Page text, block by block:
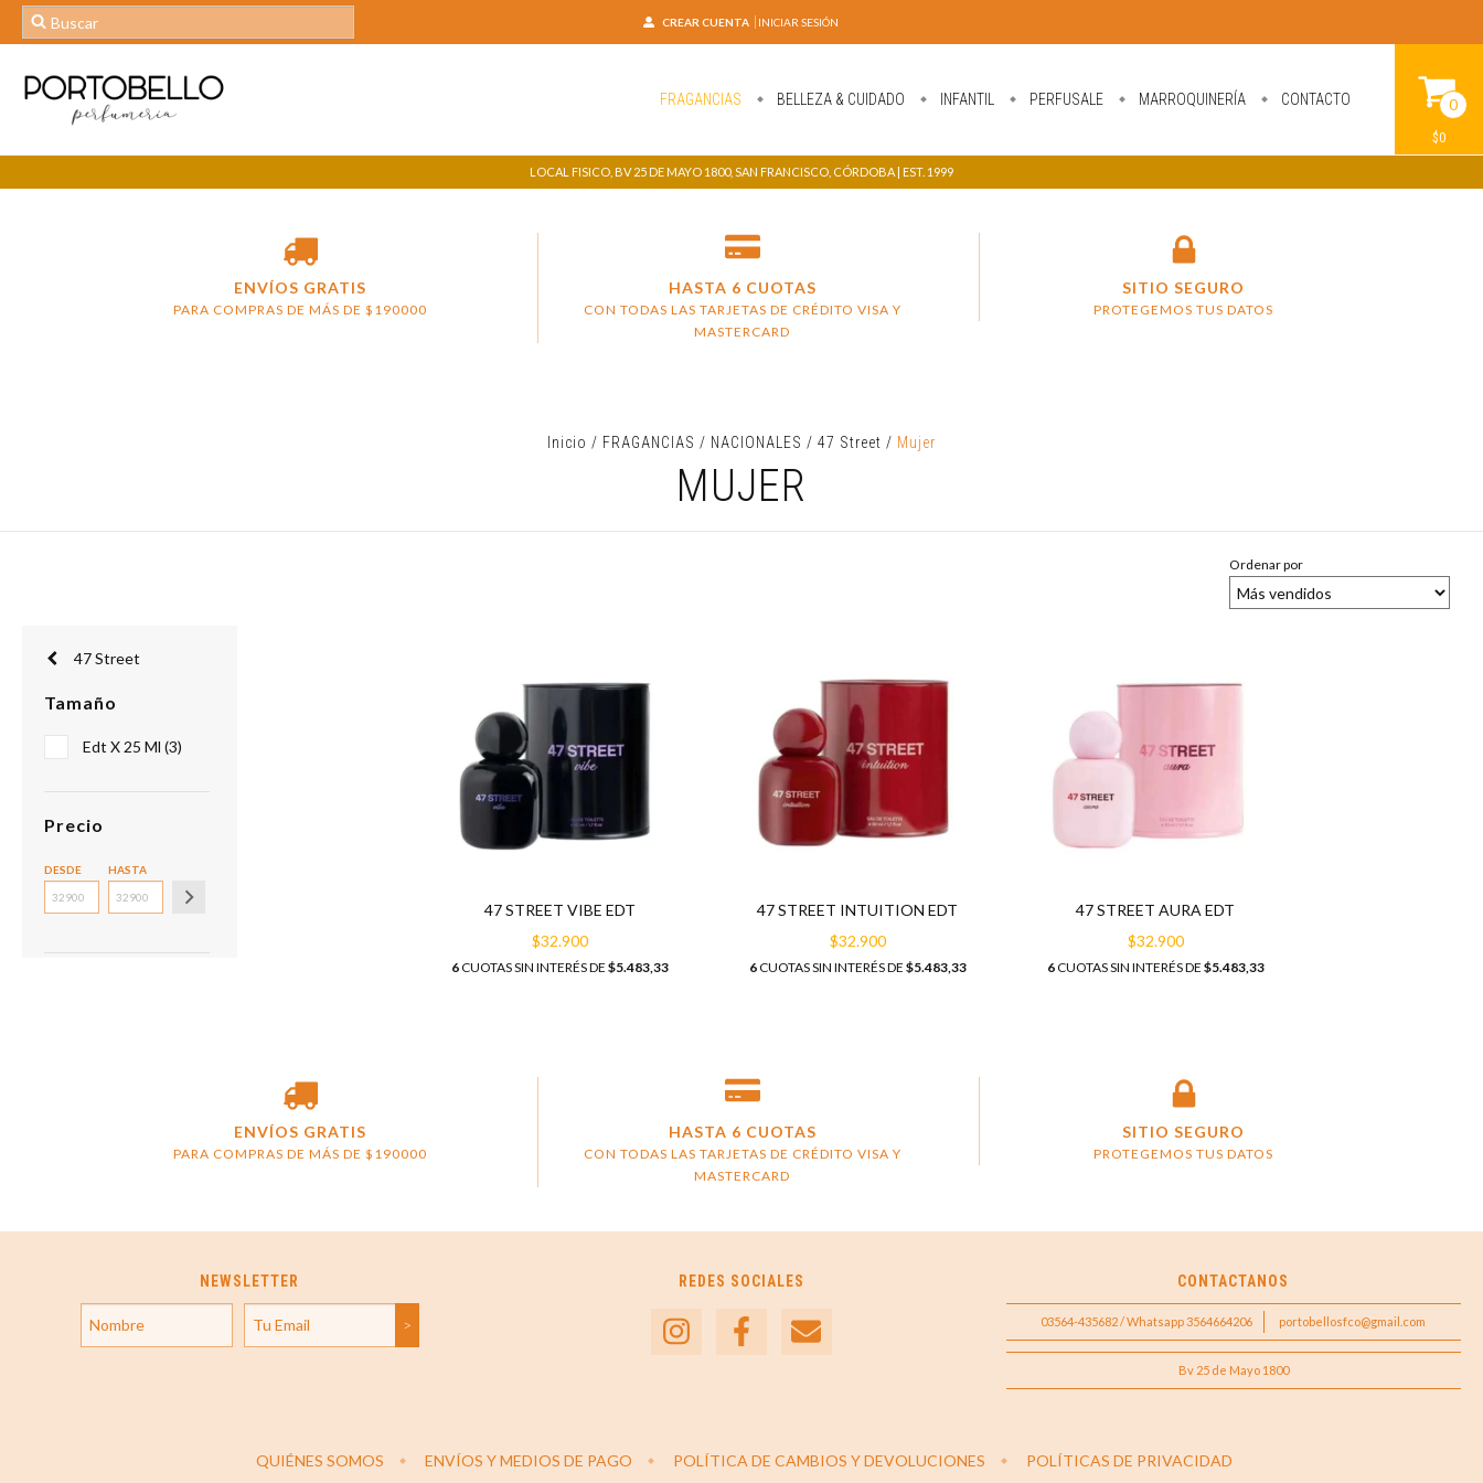
CREAR CUENTA INICIAR SESIÓN
FRAGANCIAS BELLEZA & CUIDADO INFANTIL PERFUSALE MARROQUINERÍA CONTACTO 0
$0
LOCAL FISICO, BV 25 DE MAYO 1800, SAN FRANCISCO, CÓRDOBA | EST. 1999
ENVÍOS GRATIS
PARA COMPRAS DE MÁS DE $190000
HASTA 6 CUOTAS
CON TODAS LAS TARJETAS DE CRÉDITO VISA Y
MASTERCARD
SITIO SEGURO
PROTEGEMOS TUS DATOS
Inicio / FRAGANCIAS / NACIONALES / 47 Street / Mujer
MUJER
Ordenar por
47 Street
Tamaño
Edt X 25 Ml (3)
Precio
DESDE HASTA
47 STREET VIBE EDT
$32.900
6CUOTAS SIN INTERÉS DE $5.483,33
47 STREET INTUITION EDT
$32.900
6CUOTAS SIN INTERÉS DE $5.483,33
47 STREET AURA EDT
$32.900
6CUOTAS SIN INTERÉS DE $5.483,33
ENVÍOS GRATIS
PARA COMPRAS DE MÁS DE $190000
HASTA 6 CUOTAS
CON TODAS LAS TARJETAS DE CRÉDITO VISA Y
MASTERCARD
SITIO SEGURO
PROTEGEMOS TUS DATOS
NEWSLETTER REDES SOCIALES CONTACTANOS
03564-435682 / Whatsapp 3564664206 portobellosfco@gmail.com
Bv 25 de Mayo 1800
QUIÉNES SOMOS ENVÍOS Y MEDIOS DE PAGO POLÍTICA DE CAMBIOS Y DEVOLUCIONES POLÍTICAS DE PRIVACIDAD